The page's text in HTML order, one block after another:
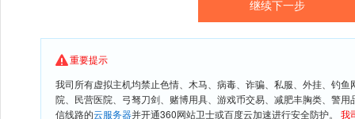
重要提示
我司所有虚拟主机均禁止色情、木马、病毒、诈骗、私服、外挂、钓
院、民营医院、弓驽刀剑、赌博用具、游戏币交易、减肥丰胸类、警
信线路的云服务器并开通360网站卫士或百度云加速进行安全防护。 我